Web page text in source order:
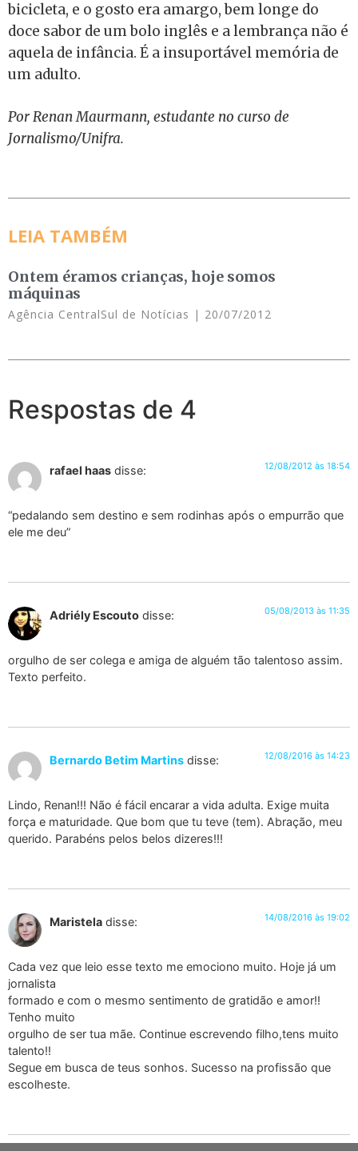
bicicleta, e o gosto era amargo, bem longe do
doce sabor de um bolo inglês e a lembrança não é
aquela de infância. É a insuportável memória de
um adulto.
Por Renan Maurmann, estudante no curso de
Jornalismo/Unifra.
LEIA TAMBÉM
Ontem éramos crianças, hoje somos
máquinas
Agência CentralSul de Notícias 20/07/2012
Respostas de 4
rafael haas disse: 12/08/2012 às 18:54
“pedalando sem destino e sem rodinhas após o empurrão que
ele me deu”
Adriély Escouto disse: 05/08/2013 às 11:35
orgulho de ser colega e amiga de alguém tão talentoso assim.
Texto perfeito.
Bernardo Betim Martins disse: 12/08/2016 às 14:23
Lindo, Renan!!! Não é fácil encarar a vida adulta. Exige muita
força e maturidade. Que bom que tu teve (tem). Abração, meu
querido. Parabéns pelos belos dizeres!!!
Maristela disse: 14/08/2016 às 19:02
Cada vez que leio esse texto me emociono muito. Hoje já um
jornalista
formado e com o mesmo sentimento de gratidão e amor!!
Tenho muito
orgulho de ser tua mãe. Continue escrevendo filho,tens muito
talento!!
Segue em busca de teus sonhos. Sucesso na profissão que
escolheste.